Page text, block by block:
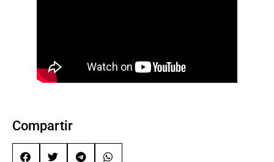
Compartir